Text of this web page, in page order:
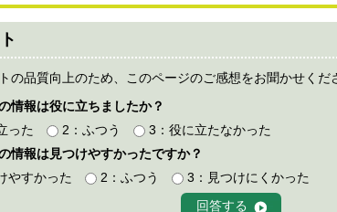
の品質向上のため、このページのご感想をお聞かせくだ
情報は役に立ちましたか？
った
2：ふつう
3：役に立たなかった
情報は見つけやすかったですか？
やすかった
2：ふつう 3：見つけにくかった